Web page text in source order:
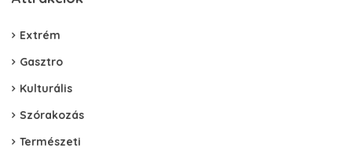
Extrém
Gasztro
Kulturális
Szórakozás
Természeti